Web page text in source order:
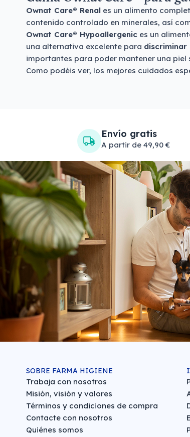
Ownat Care® Renal es un alimento
contenido controlado en minerales, así
Ownat Care® Hypoallergenic es un
una alternativa excelente para discriminar
importantes para poder mantener una piel
Como podéis ver, los mejores cuidados
Envío gratis
A partir de 49,90 €
SOBRE FARMA HIGIENE
Trabaja con nosotros
Misión, visión y valores
Términos y condiciones de compra
Contacte con nosotros
Quiénes somos